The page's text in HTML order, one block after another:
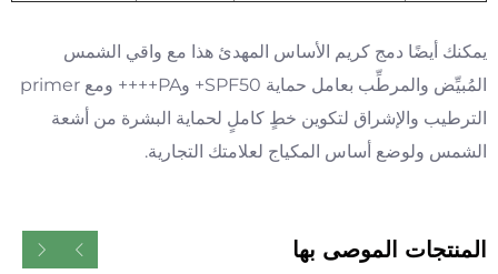
يمكنك أيضًا دمج كريم الأساس المهدئ هذا مع واقي الشمس
المُبيِّض والمرطِّب بعامل حماية SPF50+ وPA++++ ومع primer
الترطيب والإشراق لتكوين خطٍ كاملٍ لحماية البشرة من أشعة
الشمس ولوضع أساس المكياج لعلامتك التجارية.
المنتجات الموصى بها